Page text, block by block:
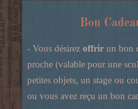
Bon
- Vous désirez offrir un bon
proche (valable pour une
petites objets, un stage ou
ou vous avez reçu un bon